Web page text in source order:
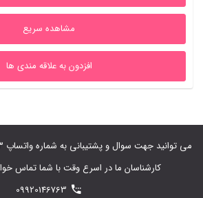
مشاهده سریع
افزدون به علاقه مندی ها
کارشناسان ما در اسرع وقت با شما تماس
09920146763